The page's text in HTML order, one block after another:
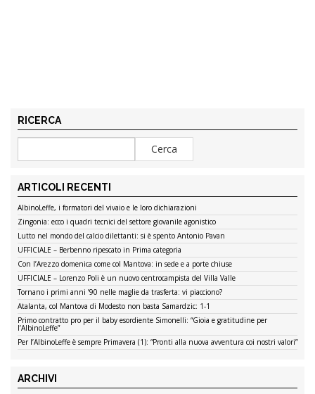
RICERCA
ARTICOLI RECENTI
AlbinoLeffe, i formatori del vivaio e le loro dichiarazioni
Zingonia: ecco i quadri tecnici del settore giovanile agonistico
Lutto nel mondo del calcio dilettanti: si è spento Antonio Pavan
UFFICIALE – Berbenno ripescato in Prima categoria
Con l’Arezzo domenica come col Mantova: in sede e a porte chiuse
UFFICIALE – Lorenzo Poli è un nuovo centrocampista del Villa Valle
Tornano i primi anni ’90 nelle maglie da trasferta: vi piacciono?
Atalanta, col Mantova di Modesto non basta Samardzic: 1-1
Primo contratto pro per il baby esordiente Simonelli: “Gioia e gratitudine per
l’AlbinoLeffe”
Per l’AlbinoLeffe è sempre Primavera (1): “Pronti alla nuova avventura coi nostri valori”
ARCHIVI